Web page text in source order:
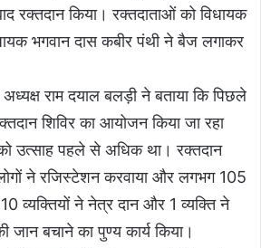
रक्तदान किया। रक्तदाताओं को विधायक
भगवान दास कबीर पंथी ने बैज लगाकर
राम दयाल बलड़ी ने बताया कि पिछले
शिविर का आयोजन किया जा रहा
उत्साह पहले से अधिक था। रक्तदान
ने रजिस्टेशन करवाया और लगभग 105
व्यक्तियों ने नेत्र दान और 1 व्यक्ति ने
जान बचाने का पुण्य कार्य किया।